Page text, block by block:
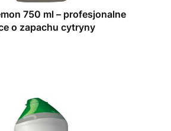
750 ml – profesjonalne
o zapachu cytryny